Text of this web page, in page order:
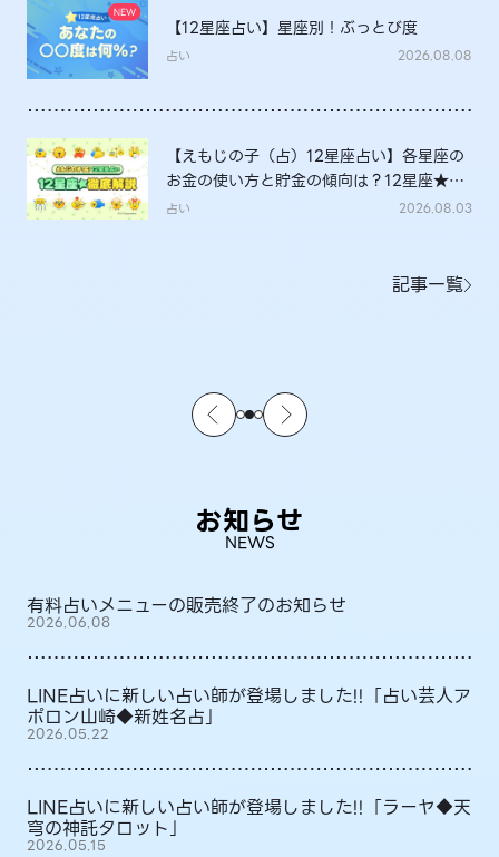
【12星座占い】星座別！ぶっとび度
占い 2026.08.08
【えもじの子（占）12星座占い】各星座の
お金の使い方と貯金の傾向は？12星座★徹
底解説
占い 2026.08.03
記事一覧
お知らせ
NEWS
有料占いメニューの販売終了のお知らせ
2026.06.08
LINE占いに新しい占い師が登場しました!!「占い芸人ア
ポロン山崎◆新姓名占」
2026.05.22
LINE占いに新しい占い師が登場しました!!「ラーヤ◆天
穹の神託タロット」
2026.05.15